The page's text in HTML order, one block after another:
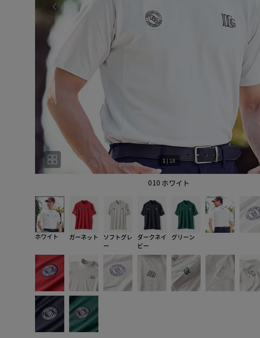
010 ホワイト
1 | 18
ホワイト ガーネット
ソフトグレ
ー
ダークネイ
ビー
グリーン